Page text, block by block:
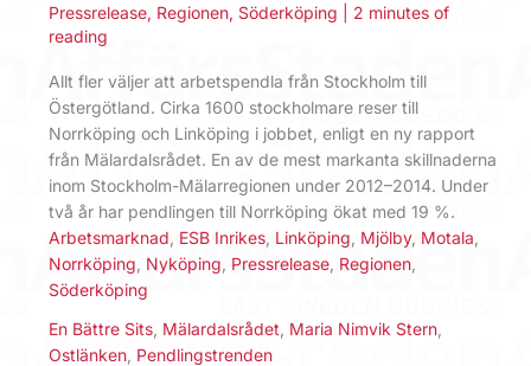
Pressrelease, Regionen, Söderköping
2 minutes of
reading
Allt fler väljer att arbetspendla från Stockholm till
Östergötland. Cirka 1600 stockholmare reser till
Norrköping och Linköping i jobbet, enligt en ny rapport
från Mälardalsrådet. En av de mest markanta skillnaderna
inom Stockholm-Mälarregionen under 2012–2014. Under
två år har pendlingen till Norrköping ökat med 19 %.
Arbetsmarknad ESB Inrikes Linköping Mjölby, Motala
Norrköping Nyköping Pressrelease Regionen
Söderköping
En Bättre Sits Mälardalsrådet Maria Nimvik Stern
Ostlänken Pendlingstrenden